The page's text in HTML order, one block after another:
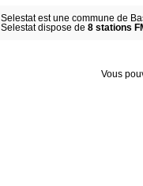
Selestat est une commune de
Selestat dispose de 8 stations
Vous